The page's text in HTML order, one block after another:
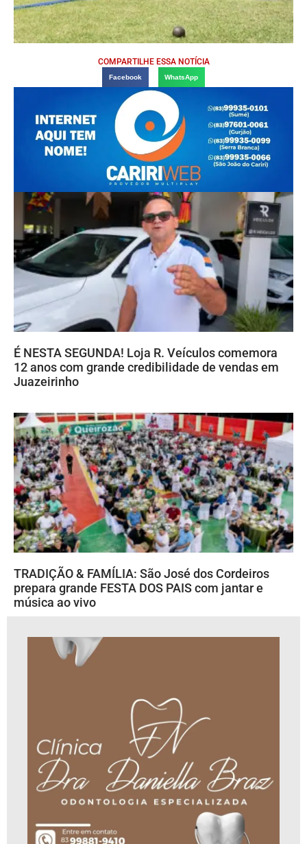
COMPARTILHE ESSA NOTÍCIA
Facebook WhatsApp
É NESTA SEGUNDA! Loja R. Veículos comemora
12 anos com grande credibilidade de vendas em
Juazeirinho
TRADIÇÃO & FAMÍLIA: São José dos Cordeiros
prepara grande FESTA DOS PAIS com jantar e
música ao vivo